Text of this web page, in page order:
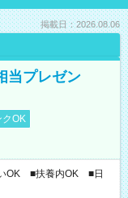
掲載日：2026.08.06
当プレゼン
クOK
OK ■扶養内OK ■日